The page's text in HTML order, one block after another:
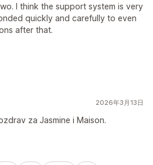
I think the support system is very
quickly and carefully to even
after that.
2026年3月13日
za Jasmine i Maison.